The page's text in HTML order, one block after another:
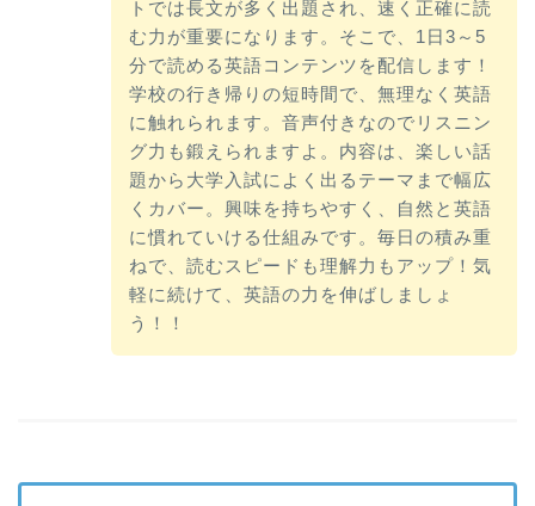
トでは長文が多く出題され、速く正確に読
む力が重要になります。そこで、1日3～5
分で読める英語コンテンツを配信します！
学校の行き帰りの短時間で、無理なく英語
に触れられます。音声付きなのでリスニン
グ力も鍛えられますよ。内容は、楽しい話
題から大学入試によく出るテーマまで幅広
くカバー。興味を持ちやすく、自然と英語
に慣れていける仕組みです。毎日の積み重
ねで、読むスピードも理解力もアップ！気
軽に続けて、英語の力を伸ばしましょ
う！！